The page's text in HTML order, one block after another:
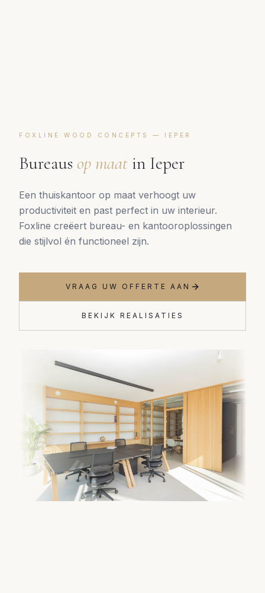
FOXLINE WOOD CONCEPTS — IEPER
Bureaus op maat in Ieper
Een thuiskantoor op maat verhoogt uw
productiviteit en past perfect in uw interieur.
Foxline creëert bureau- en kantooroplossingen
die stijlvol én functioneel zijn.
VRAAG UW OFFERTE AAN
BEKIJK REALISATIES